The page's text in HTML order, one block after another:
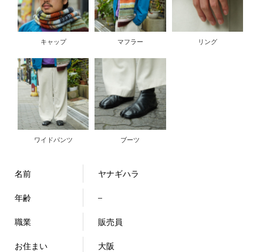
キャップ マフラー リング
ワイドパンツ ブーツ
名前 ヤナギハラ
年齢 –
職業 販売員
お住まい 大阪